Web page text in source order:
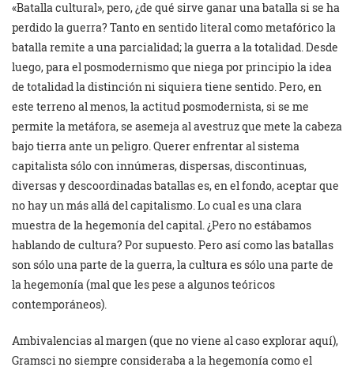
«Batalla cultural», pero, ¿de qué sirve ganar una batalla si se ha
perdido la guerra? Tanto en sentido literal como metafórico la
batalla remite a una parcialidad; la guerra a la totalidad. Desde
luego, para el posmodernismo que niega por principio la idea
de totalidad la distinción ni siquiera tiene sentido. Pero, en
este terreno al menos, la actitud posmodernista, si se me
permite la metáfora, se asemeja al avestruz que mete la cabeza
bajo tierra ante un peligro. Querer enfrentar al sistema
capitalista sólo con innúmeras, dispersas, discontinuas,
diversas y descoordinadas batallas es, en el fondo, aceptar que
no hay un más allá del capitalismo. Lo cual es una clara
muestra de la hegemonía del capital. ¿Pero no estábamos
hablando de cultura? Por supuesto. Pero así como las batallas
son sólo una parte de la guerra, la cultura es sólo una parte de
la hegemonía (mal que les pese a algunos teóricos
contemporáneos).
Ambivalencias al margen (que no viene al caso explorar aquí),
Gramsci no siempre consideraba a la hegemonía como el